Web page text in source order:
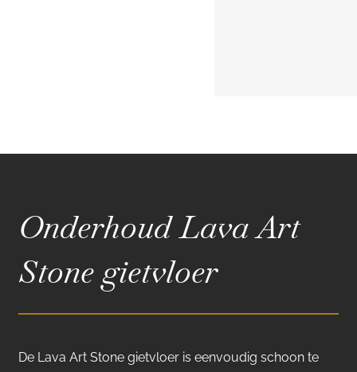
Onderhoud Lava Art
Stone gietvloer
De Lava Art Stone gietvloer is eenvoudig schoon te